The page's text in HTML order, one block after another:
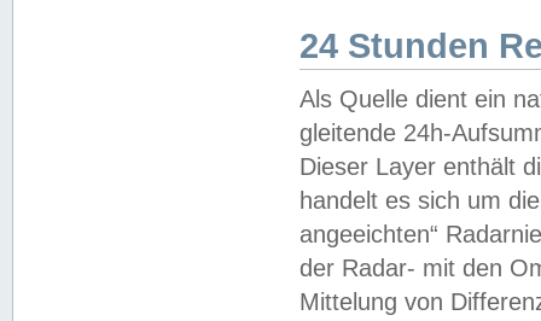
24 Stunden
Als Quelle dient ein
gleitende 24h-
Dieser Layer enthält
handelt es sich um
angeeichten“
der Radar- mit den
Mittelung von